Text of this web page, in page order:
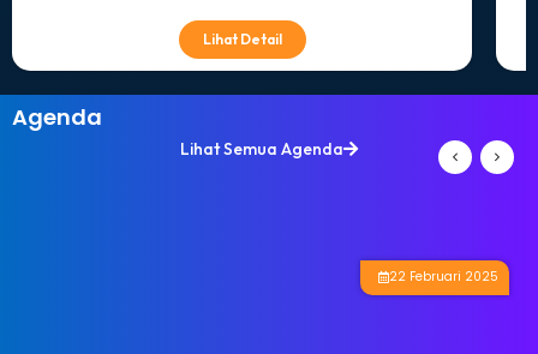
Lihat Detail
Agenda
Lihat Semua Agenda
22 Februari 2025